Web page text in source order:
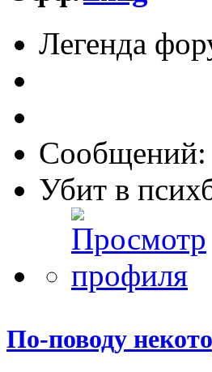
Легенда
Сообщений:
Убит в
По-поводу